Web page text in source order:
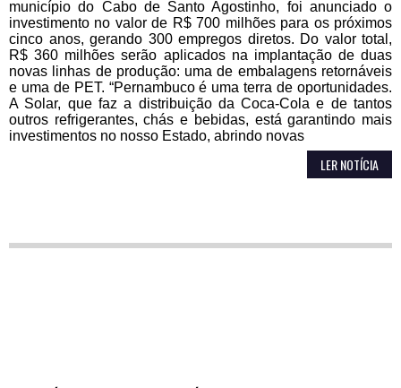
município do Cabo de Santo Agostinho, foi anunciado o
investimento no valor de R$ 700 milhões para os próximos
cinco anos, gerando 300 empregos diretos. Do valor total,
R$ 360 milhões serão aplicados na implantação de duas
novas linhas de produção: uma de embalagens retornáveis
e uma de PET. “Pernambuco é uma terra de oportunidades.
A Solar, que faz a distribuição da Coca-Cola e de tantos
outros refrigerantes, chás e bebidas, está garantindo mais
investimentos no nosso Estado, abrindo novas
LER NOTÍCIA